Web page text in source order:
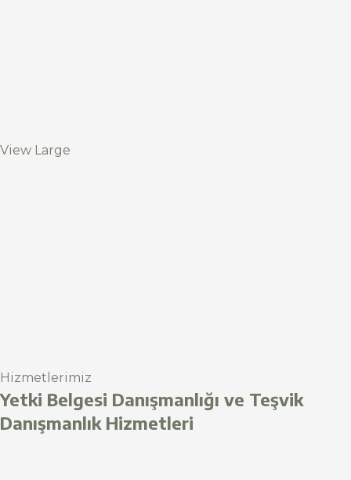
View Large
Hizmetlerimiz
Yetki Belgesi Danışmanlığı ve Teşvik
Danışmanlık Hizmetleri